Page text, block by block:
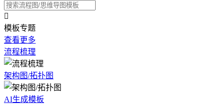

模板专题
查看更多
流程梳理
架构图/拓扑图
AI生成模板